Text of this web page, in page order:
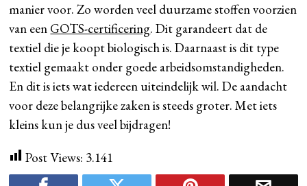
manier voor. Zo worden veel duurzame stoffen voorzien
van een GOTS-certificering. Dit garandeert dat de
textiel die je koopt biologisch is. Daarnaast is dit type
textiel gemaakt onder goede arbeidsomstandigheden.
En dit is iets wat iedereen uiteindelijk wil. De aandacht
voor deze belangrijke zaken is steeds groter. Met iets
kleins kun je dus veel bijdragen!
Post Views: 3.141